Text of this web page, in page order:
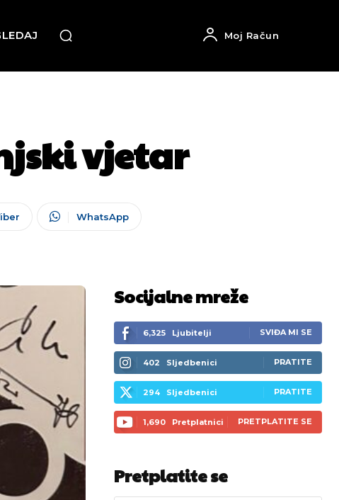
Moj Račun
vjetar
WhatsApp
Socijalne mreže
6,325 Ljubitelji SVIĐA MI SE
402 Sljedbenici PRATITE
294 Sljedbenici PRATITE
1,690 Pretplatnici PRETPLATITE SE
Pretplatite se